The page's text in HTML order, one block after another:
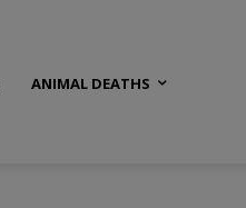
ANIMAL DEATHS